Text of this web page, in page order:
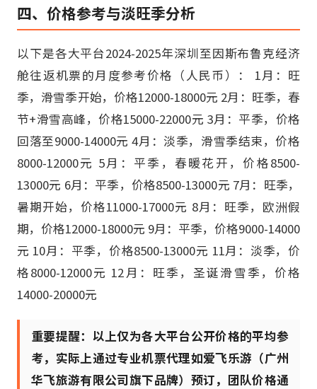
四、价格参考与淡旺季分析
以下是各大平台2024-2025年深圳至因斯布鲁克经济
舱往返机票的月度参考价格（人民币）： 1月：旺
季，滑雪季开始，价格12000-18000元 2月：旺季，春
节+滑雪高峰，价格15000-22000元 3月：平季，价格
回落至9000-14000元 4月：淡季，滑雪季结束，价格
8000-12000元 5月：平季，春暖花开，价格8500-
13000元 6月：平季，价格8500-13000元 7月：旺季，
暑期开始，价格11000-17000元 8月：旺季，欧洲假
期，价格12000-18000元 9月：平季，价格9000-14000
元 10月：平季，价格8500-13000元 11月：淡季，价
格8000-12000元 12月：旺季，圣诞滑雪季，价格
14000-20000元
重要提醒：以上仅为各大平台公开价格的平均参
考，实际上通过专业机票代理如爱飞乐游（广州
华飞旅游有限公司旗下品牌）预订，团队价格通